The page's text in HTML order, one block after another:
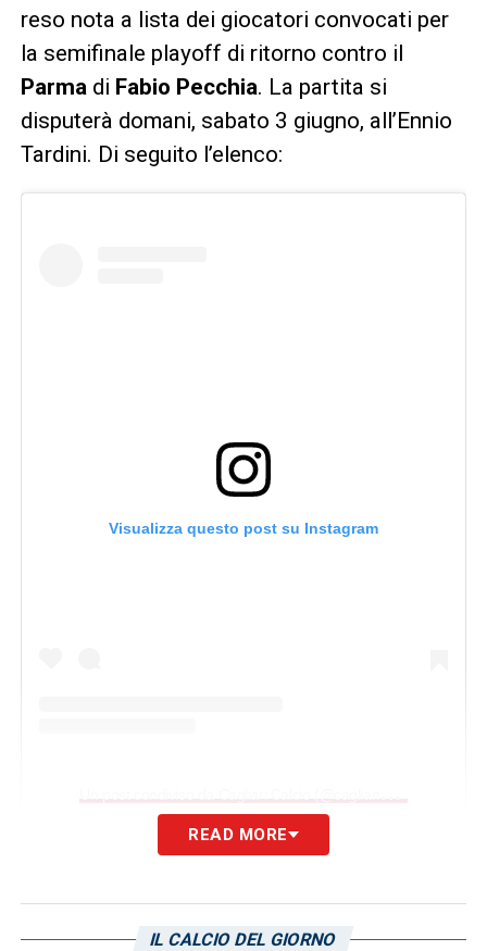
reso nota a lista dei giocatori convocati per
la semifinale playoff di ritorno contro il
Parma di Fabio Pecchia. La partita si
disputerà domani, sabato 3 giugno, all’Ennio
Tardini. Di seguito l’elenco:
Visualizza questo post su Instagram
READ MORE
IL CALCIO DEL GIORNO